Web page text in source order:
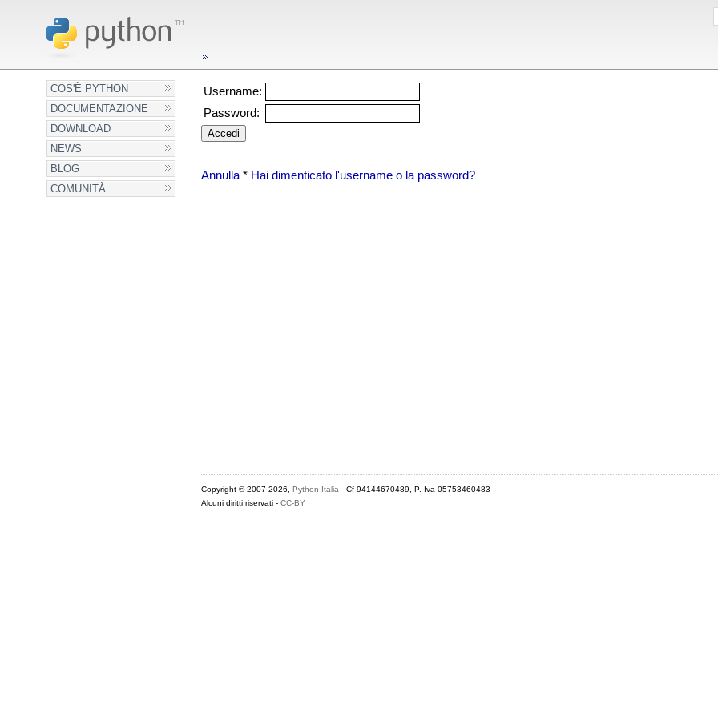
COS'È PYTHON
DOCUMENTAZIONE
DOWNLOAD
NEWS
BLOG
COMUNITÀ
Username:
Password:
Annulla* Hai dimenticato l'username o la password?
Copyright © 2007-2026, Python Italia - Cf 94144670489, P. Iva 05753460483
Alcuni diritti riservati - CC-BY